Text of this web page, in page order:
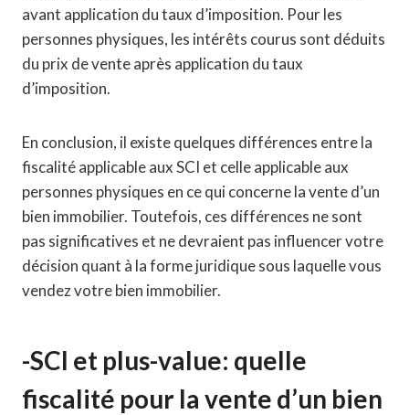
avant application du taux d’imposition. Pour les
personnes physiques, les intérêts courus sont déduits
du prix de vente après application du taux
d’imposition.
En conclusion, il existe quelques différences entre la
fiscalité applicable aux SCI et celle applicable aux
personnes physiques en ce qui concerne la vente d’un
bien immobilier. Toutefois, ces différences ne sont
pas significatives et ne devraient pas influencer votre
décision quant à la forme juridique sous laquelle vous
vendez votre bien immobilier.
-SCI et plus-value: quelle
fiscalité pour la vente d’un bien